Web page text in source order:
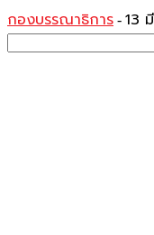
กองบรรณาธิการ - 13